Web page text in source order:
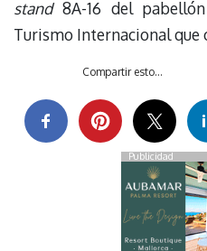
stand8A-16 del
Turismo Internacional que
Compartir esto...
Publicidad